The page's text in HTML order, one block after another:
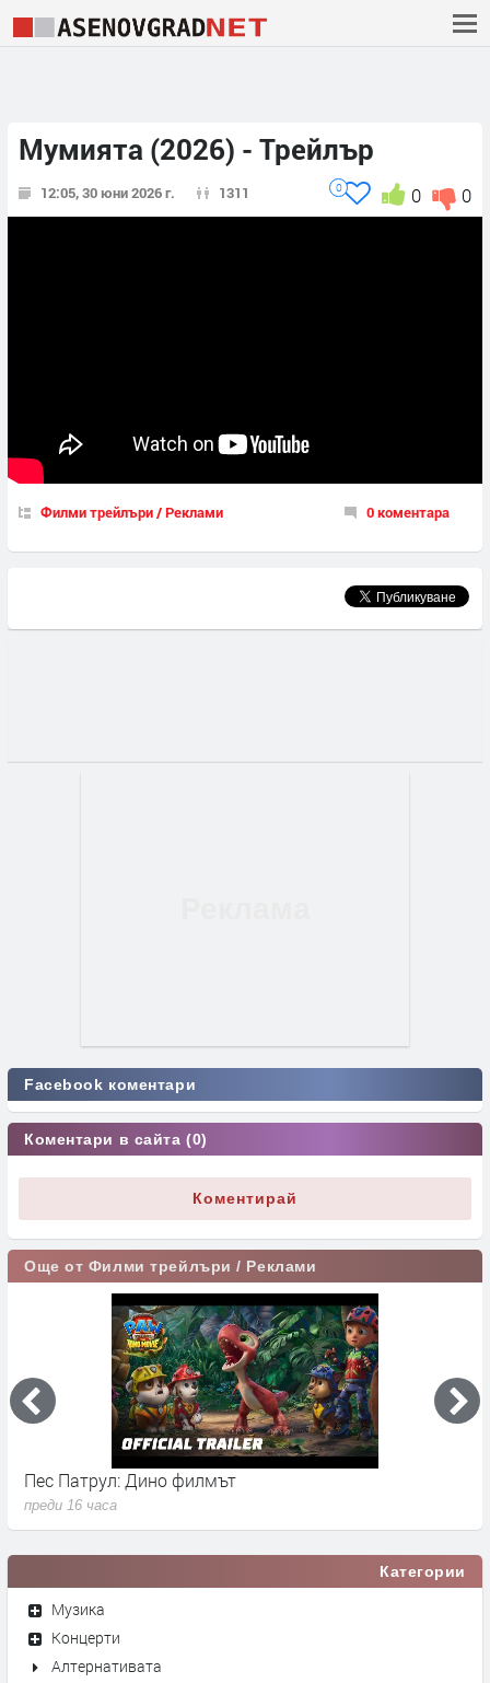
Мумията (2026) - Трейлър
12:05, 30 юни 2026 г. 1311 0
0
0
Филми трейлъри / Реклами 0 коментара
Facebook коментари
Коментари в сайта (0)
Коментирай
Още от Филми трейлъри / Реклами
Пес Патрул: Дино филмът
преди 16 часа
Категории
Музика
Концерти
Алтернативата